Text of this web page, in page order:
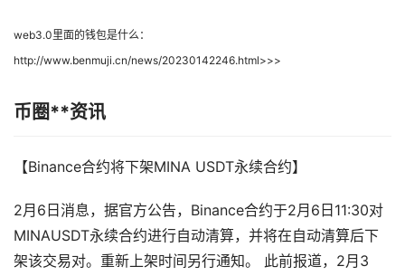
web3.0里面的钱包是什么：
http://www.benmuji.cn/news/20230142246.html>>>
币圈**资讯
【Binance合约将下架MINA USDT永续合约】
2月6日消息，据官方公告，Binance合约于2月6日11:30对
MINAUSDT永续合约进行自动清算，并将在自动清算后下
架该交易对。重新上架时间另行通知。 此前报道，2月3